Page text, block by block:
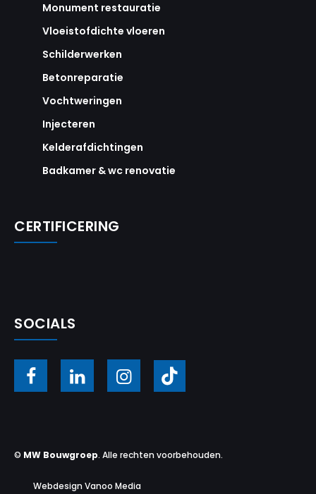
Monument restauratie
Vloeistofdichte vloeren
Schilderwerken
Betonreparatie
Vochtweringen
Injecteren
Kelderafdichtingen
Badkamer & wc renovatie
CERTIFICERING
SOCIALS
© MW Bouwgroep. Alle rechten voorbehouden.
Webdesign Vanoo Media